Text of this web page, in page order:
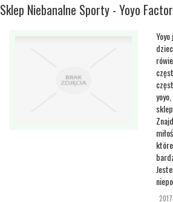
Sklep Niebanalne Sporty - Yoyo